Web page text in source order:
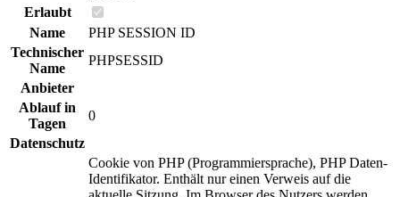
Erlaubt
Name
PHP SESSION ID
Technischer
Name
PHPSESSID
Anbieter
Ablauf in
Tagen
0
Datenschutz
Cookie von PHP (Programmiersprache), PHP Daten-
Identifikator. Enthält nur einen Verweis auf die